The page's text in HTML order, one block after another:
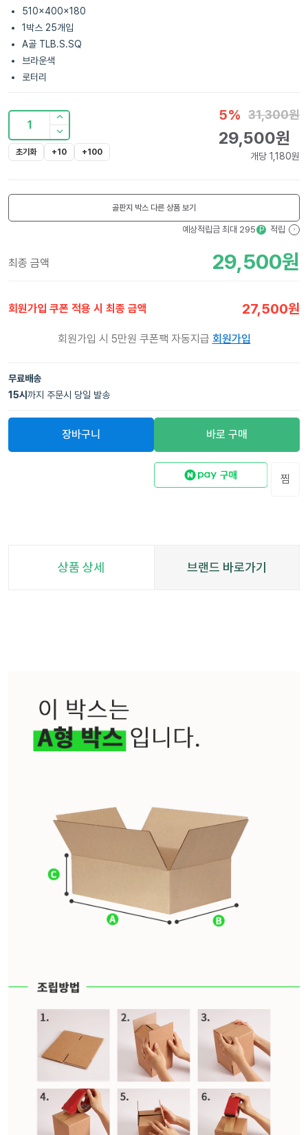
510x400x180
1박스 25개입
A골 TLB.S.SQ
브라운색
로터리
1
초기화 +10 +100
5% 31,300원
29,500원
개당 1,180원
골판지 박스 다른 상품 보기
예상적립금 최대 295 P 적립 ?
최종 금액 29,500원
회원가입 쿠폰 적용 시 최종 금액 27,500원
회원가입 시 5만원 쿠폰팩 자동지급 회원가입
무료배송
15시 까지 주문시 당일 발송
장바구니 바로 구매
찜
상품 상세 브랜드 바로가기